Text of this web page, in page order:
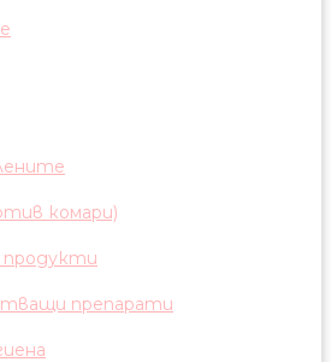
комари)
препарати